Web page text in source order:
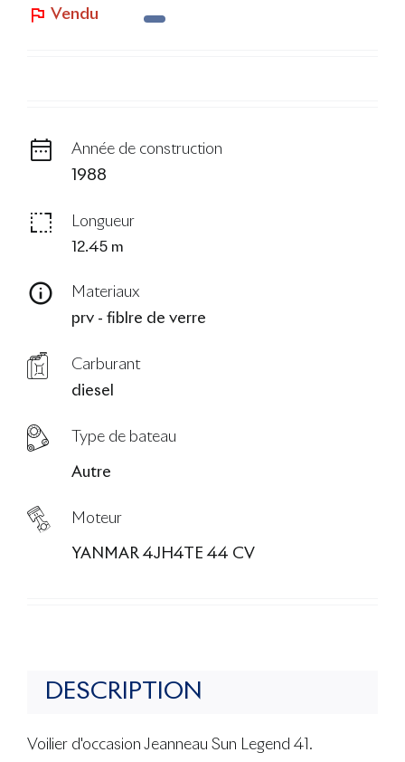
Vendu
Année de construction
1988
Longueur
12.45 m
Materiaux
prv - fiblre de verre
Carburant
diesel
Type de bateau
Autre
Moteur
YANMAR 4JH4TE 44 CV
DESCRIPTION
Voilier d'occasion Jeanneau Sun Legend 41.